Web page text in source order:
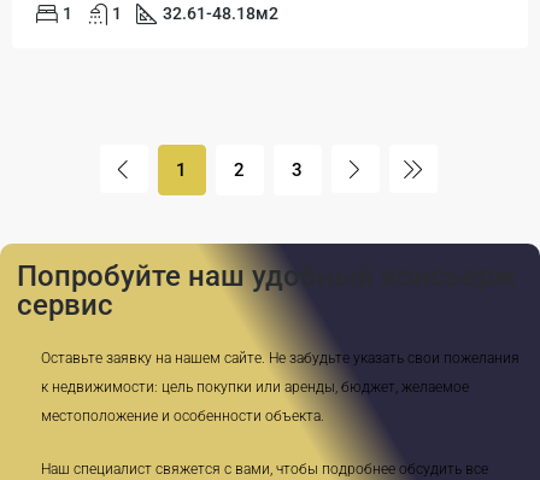
1 1 32.61-48.18м2
1 2 3
Попробуйте наш удобный консьерж
сервис
Оставьте заявку на нашем сайте. Не забудьте указать свои пожелания
к недвижимости: цель покупки или аренды, бюджет, желаемое
местоположение и особенности объекта.
Наш специалист свяжется с вами, чтобы подробнее обсудить все